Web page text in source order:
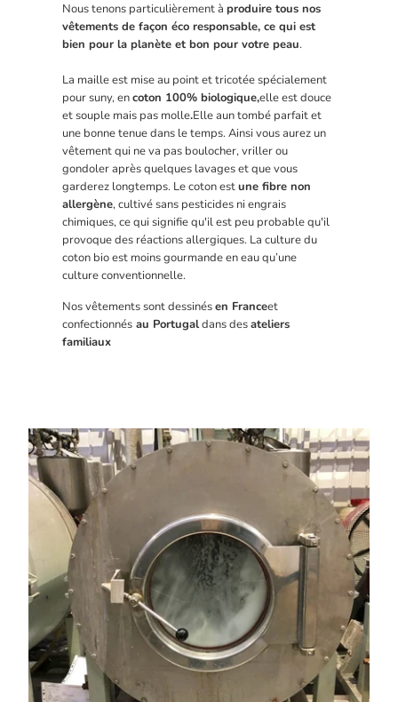
Nous tenons particulièrement àproduire tous nos
vêtements de façon éco responsable, ce qui est
bien pour la planète et bon pour votre peau.
La maille est mise au point et tricotée spécialement
pour suny, encoton 100% biologique,elle est douce
et souple mais pas molle.Elle aun tombé parfait et
une bonne tenue dans le temps. Ainsi vous aurez un
vêtement qui ne va pas boulocher, vriller ou
gondoler après quelques lavages et que vous
garderez longtemps. Le coton estune fibre non
allergène, cultivé sans pesticides ni engrais
chimiques, ce qui signifie qu'il est peu probable qu'il
provoque des réactions allergiques. La culture du
coton bio est moins gourmande en eau qu’une
culture conventionnelle.
Nos vêtements sont dessinésen Franceet
confectionnés au Portugaldans desateliers
familiaux